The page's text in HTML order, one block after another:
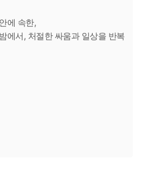
에 속한,
에서, 처절한 싸움과 일상을 반복